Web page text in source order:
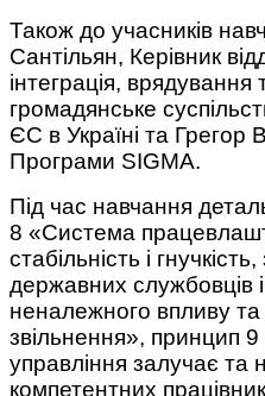
Також до учасників
Сантільян, Керівник
інтеграція,
громадянське
ЄС в Україні та Грегор
Програми SIGMA.
Під час навчання
8 «Система
стабільність і
державних службовців
неналежного впливу та
звільнення», принцип
управління залучає та
компетентних